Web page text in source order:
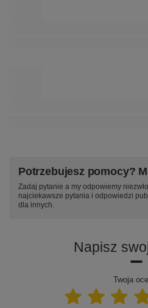
Potrzebujesz pomocy?
Zadaj pytanie a my odpowiemy
najciekawsze pytania i odpowiedzi
dla innych.
Napisz
Twoja